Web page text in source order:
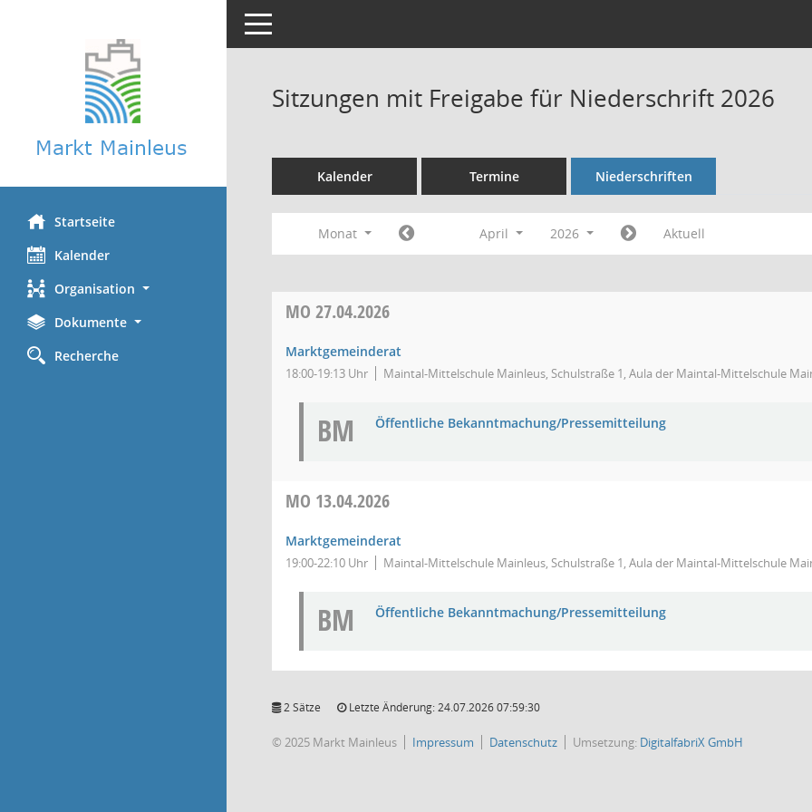
Startseite
Kalender
Organisation
Dokumente
Recherche
Toggle navigation
Sitzungen mit Freigabe für Niederschrift 2026
Kalender Termine Niederschriften
Monat April 2026 Aktuell
MO 27.04.2026
Marktgemeinderat
18:00-19:13 Uhr Maintal-Mittelschule Mainleus, Schulstraße 1, Aula der Maintal-Mittelschule
BM Öffentliche Bekanntmachung/Pressemitteilung
MO 13.04.2026
Marktgemeinderat
19:00-22:10 Uhr Maintal-Mittelschule Mainleus, Schulstraße 1, Aula der Maintal-Mittelschule
BM Öffentliche Bekanntmachung/Pressemitteilung
2 Sätze Letzte Änderung: 24.07.2026 07:59:30
© 2025 Markt Mainleus Impressum Datenschutz Umsetzung: DigitalfabriX GmbH